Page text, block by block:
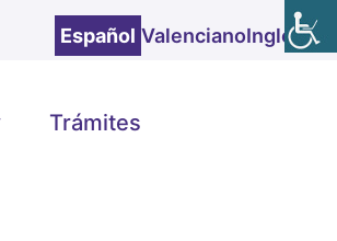
Español ValencianoInglés
Trámites